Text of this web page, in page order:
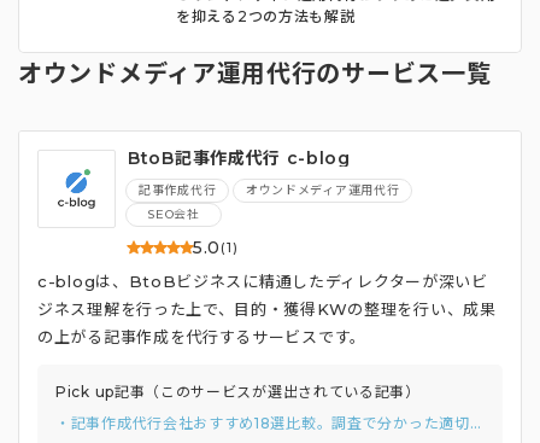
を抑える2つの方法も解説
オウンドメディア運用代行のサービス一覧
BtoB記事作成代行 c-blog
記事作成代行
オウンドメディア運用代行
SEO会社
5.0 (1)
c-blogは、BtoBビジネスに精通したディレクターが深いビ
ジネス理解を行った上で、目的・獲得KWの整理を行い、成果
の上がる記事作成を代行するサービスです。
Pick up記事（このサービスが選出されている記事）
・記事作成代行会社おすすめ18選比較。調査で分かった適切な費用感と2つの選び方